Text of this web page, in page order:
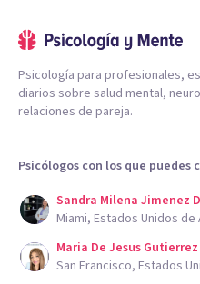
Psicología para profesionales,
diarios sobre salud mental,
relaciones de pareja.
Psicólogos con los que puedes
Sandra Milena Jimenez
Miami, Estados Unidos de
Maria De Jesus
San Francisco, Estados